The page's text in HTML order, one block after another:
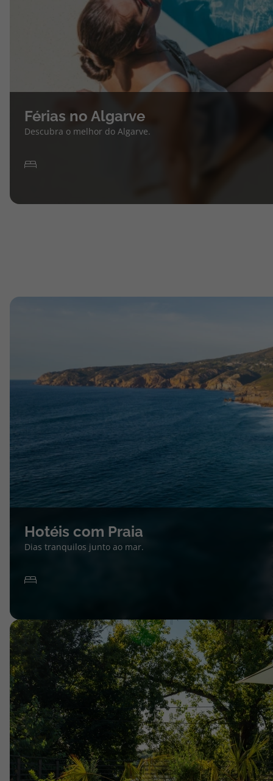
Férias no Algarve
Descubra o melhor do Algarve.
Hotéis com Praia
Dias tranquilos junto ao mar.